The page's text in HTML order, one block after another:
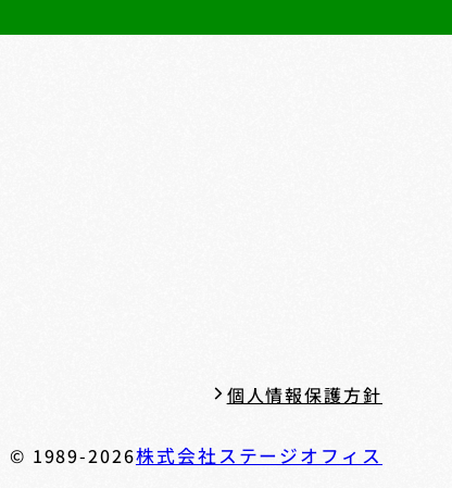
個人情報保護方針
© 1989-2026株式会社ステージオフィス